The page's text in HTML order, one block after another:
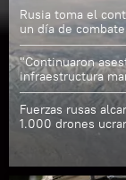
Rusia toma el
un día de
"Continuaron
infraestructura
Fuerzas rusas
1.000 drones